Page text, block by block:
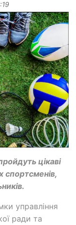
цікаві
спортсменів,
управління
ради та